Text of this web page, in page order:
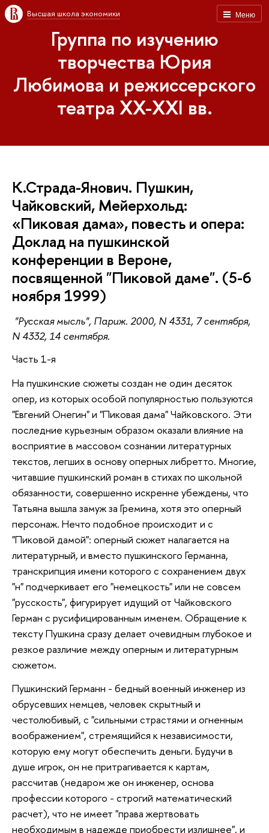
Меню
Высшая школа экономики
Группа по изучению
творчества Юрия
Любимова и режиссерского
театра XX-XXI вв.
К.Страда-Янович. Пушкин,
Чайковский, Мейерхольд:
«Пиковая дама», повесть и опера:
Доклад на пушкинской
конференции в Вероне,
посвященной "Пиковой даме". (5-6
ноября 1999)
"Русская мысль", Париж. 2000, N 4331, 7 сентября,
N 4332, 14 сентября.
Часть 1-я
На пушкинские сюжеты создан не один десяток
опер, из которых особой популярностью пользуются
"Евгений Онегин" и "Пиковая дама" Чайковского. Эти
последние курьезным образом оказали влияние на
восприятие в массовом сознании литературных
текстов, легших в основу оперных либретто. Многие,
читавшие пушкинский роман в стихах по школьной
обязанности, совершенно искренне убеждены, что
Татьяна вышла замуж за Гремина, хотя это оперный
персонаж. Нечто подобное происходит и с
"Пиковой дамой": оперный сюжет налагается на
литературный, и вместо пушкинского Германна,
транскрипция имени которого с сохранением двух
"н" подчеркивает его "немецкость" или не совсем
"русскость", фигурирует идущий от Чайковского
Герман с русифицированным именем. Обращение к
тексту Пушкина сразу делает очевидным глубокое и
резкое различие между оперным и литературным
сюжетом.
Пушкинский Германн - бедный военный инженер из
обрусевших немцев, человек скрытный и
честолюбивый, с "сильными страстями и огненным
воображением", стремящийся к независимости,
которую ему могут обеспечить деньги. Будучи в
душе игрок, он не притрагивается к картам,
рассчитав (недаром же он инженер, основа
профессии которого - строгий математический
расчет), что не имеет "права жертвовать
необходимым в надежде приобрести излишнее", и